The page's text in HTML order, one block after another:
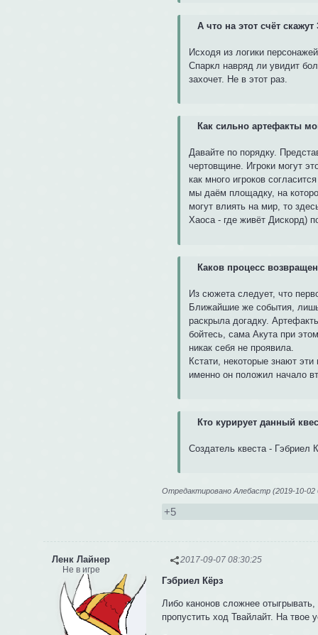
А что на этот счёт
Исходя из логики
Спаркл навряд ли увидит
захочет. Не в этот раз.
Как сильно артефакты
Давайте по порядку.
чертовщине. Игроки могут
как много игроков
мы даём площадку, на
могут влиять на мир, то
Хаоса - где живёт Дискорд)
Каков процесс
Из сюжета следует, что
Ближайшие же события,
раскрыла догадку.
бойтесь, сама Акута при
никак себя не проявила.
Кстати, некоторые знают
именно он положил начало
Кто курирует данный
Создатель квеста -
Отредактировано Алебастр (2019-10-02
+5
2017-09-07 08:30:25
Ленк Лайнер
Не в игре
Гэбриел Кёрз
Либо канонов сложнее
пропустить ход Твайлайт. На твое